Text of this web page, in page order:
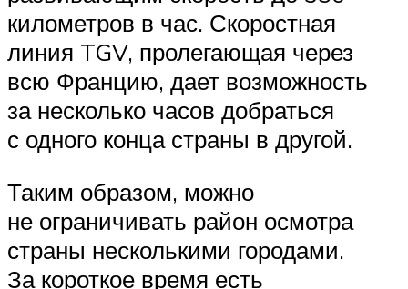
километров в час. Скоростная
линия TGV, пролегающая через
всю Францию, дает возможность
за несколько часов добраться
с одного конца страны в другой.
Таким образом, можно
не ограничивать район осмотра
страны несколькими городами.
За короткое время есть